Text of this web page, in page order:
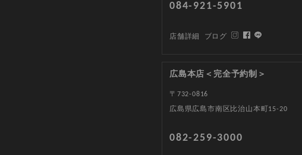
084-921-5901
店舗詳細 ブログ
広島本店＜完全予約制＞
〒732-0816
広島県広島市南区比治山本町15-20
082-259-3000